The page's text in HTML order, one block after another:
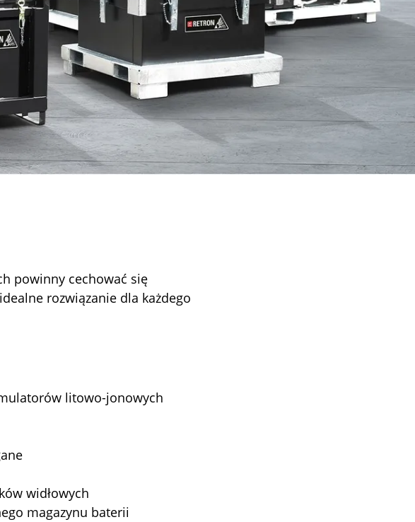
powinny cechować się
rozwiązanie dla każdego
litowo-jonowych
widłowych
magazynu baterii